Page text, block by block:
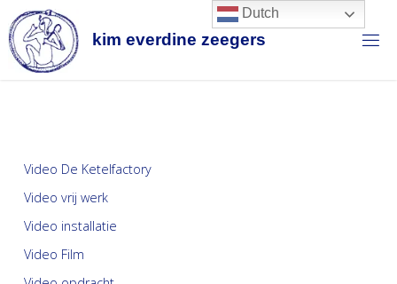
kim everd ine zeegers
Video De Ketelfactory
Video vrij werk
Video installatie
Video Film
Dutch